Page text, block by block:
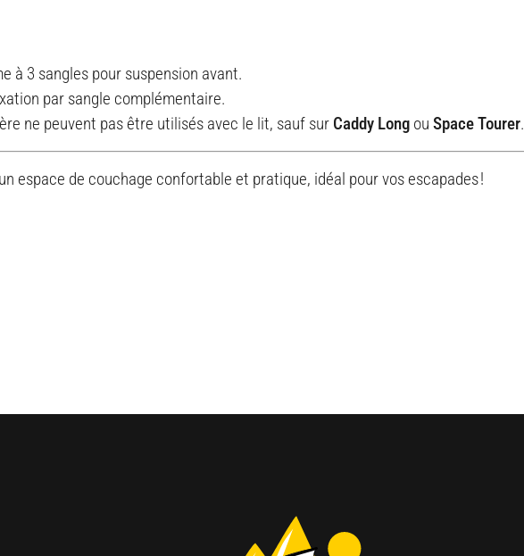
à 3 sangles pour suspension avant.
par sangle complémentaire.
ne peuvent pas être utilisés avec le lit, sauf sur Caddy Long ou Space Tourer.
espace de couchage confortable et pratique, idéal pour vos escapades !